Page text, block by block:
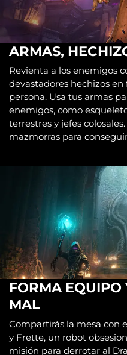
ARMAS,
Revienta a los enemigos
devastadores hechizos
persona. Usa tus armas
enemigos, como
terrestres y jefes
mazmorras para
FORMA EQUIPO
MAL
Compartirás la mesa con
y Frette, un robot
misión para derrotar al